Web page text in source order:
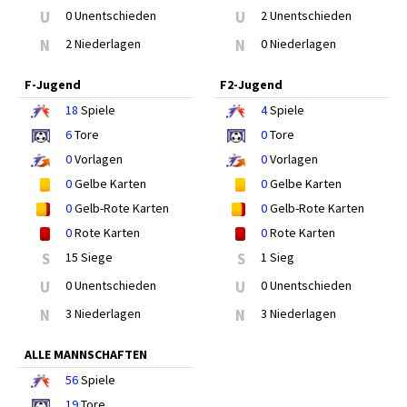
U 0 Unentschieden
N 2 Niederlagen
U 2 Unentschieden
N 0 Niederlagen
F-Jugend
18 Spiele
6Tore
0Vorlagen
0Gelbe Karten
0Gelb-Rote Karten
0Rote Karten
S 15 Siege
U 0 Unentschieden
N 3 Niederlagen
F2-Jugend
4Spiele
0Tore
0Vorlagen
0Gelbe Karten
0Gelb-Rote Karten
0Rote Karten
S 1 Sieg
U 0 Unentschieden
N 3 Niederlagen
ALLE MANNSCHAFTEN
56Spiele